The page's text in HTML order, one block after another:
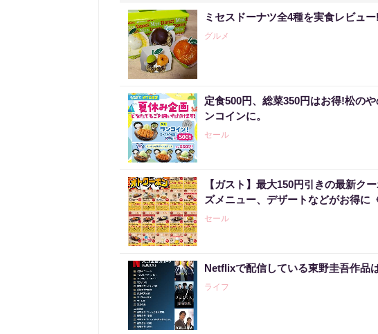
ミセスドーナツ全4種を実食レビュ
グルメ
定食500円、総菜350円はお得!松の
ンコインに。
セール
【ガスト】最大150円引きの最新ク
ズメニュー、デザートなどがお得に
セール
Netflixで配信している東野圭吾作品
ライフ